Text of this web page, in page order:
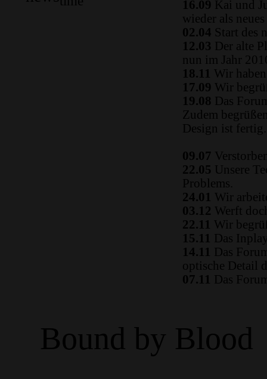
16.09 Kai und
wieder als
02.04 Start des
12.03 Der alte
nun im Jahr
18.11 Wir
17.09 Wir
19.08 Das
Zudem
Design ist fertig.
09.07
22.05 Unsere
Problems.
24.01 Wir
03.12 Werft
22.11 Wir
15.11 Das
14.11 Das
optische Detail
07.11 Das
Bound by Blood